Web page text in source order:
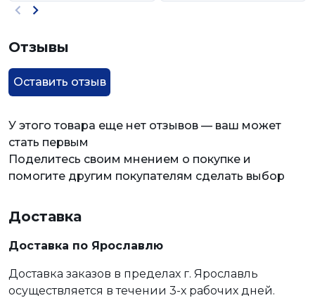
Отзывы
Оставить отзыв
У этого товара еще нет отзывов — ваш может
стать первым
Поделитесь своим мнением о покупке и
помогите другим покупателям сделать выбор
Доставка
Доставка по Ярославлю
Доставка заказов в пределах г. Ярославль
осуществляется в течении 3-х рабочих дней.